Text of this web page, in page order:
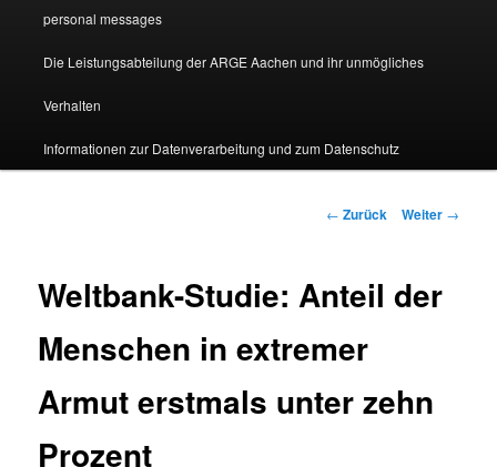
personal messages
Die Leistungsabteilung der ARGE Aachen und ihr unmögliches
Verhalten
Informationen zur Datenverarbeitung und zum Datenschutz
Beitragsnavigation
← Zurück Weiter →
Weltbank-Studie: Anteil der
Menschen in extremer
Armut erstmals unter zehn
Prozent